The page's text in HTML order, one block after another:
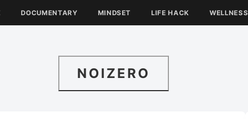
DOCUMENTARY MINDSET LIFE HACK WELLNESS
NOIZERO